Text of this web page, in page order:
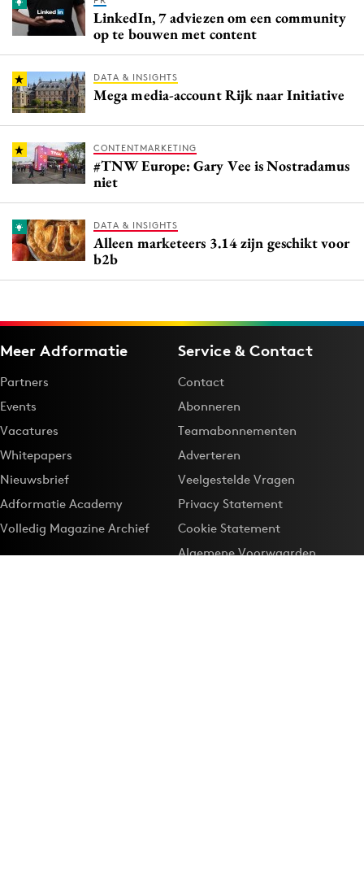
LinkedIn, 7 adviezen om een community
op te bouwen met content
DATA & INSIGHTS
Mega media-account Rijk naar Initiative
CONTENTMARKETING
#TNW Europe: Gary Vee is Nostradamus
niet
DATA & INSIGHTS
Alleen marketeers 3.14 zijn geschikt voor
b2b
Meer Adformatie
Partners
Events
Vacatures
Whitepapers
Nieuwsbrief
Adformatie Academy
Volledig Magazine Archief
Service & Contact
Contact
Abonneren
Teamabonnementen
Adverteren
Veelgestelde Vragen
Privacy Statement
Cookie Statement
Algemene Voorwaarden